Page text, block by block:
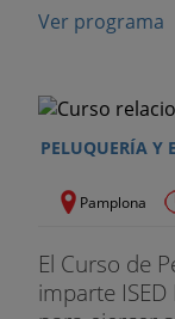
Ver programa
PELUQUERÍA Y
Pamplona
El Curso de
imparte